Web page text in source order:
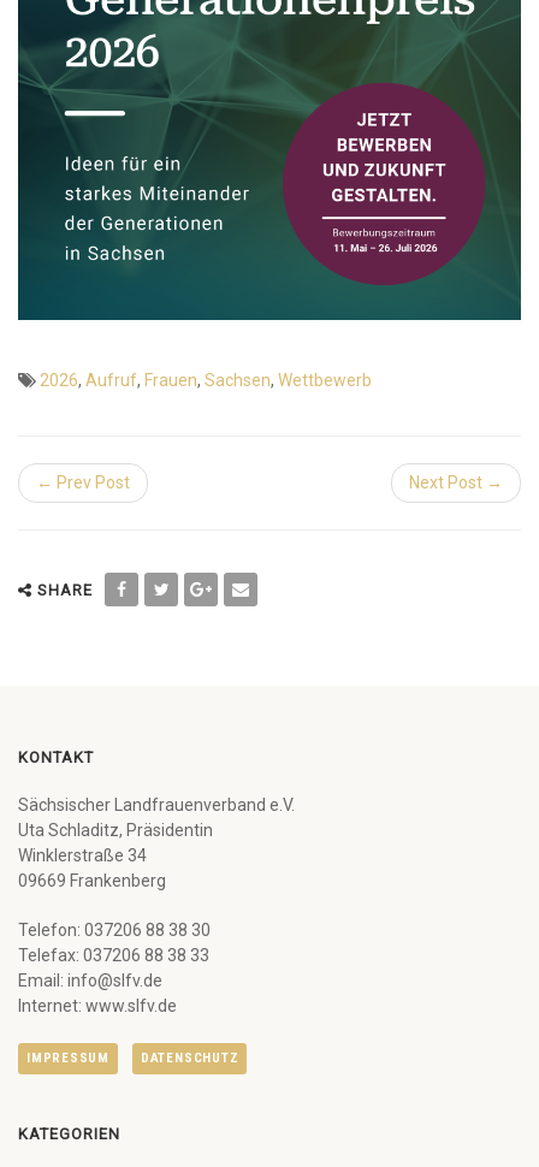
2026, Aufruf, Frauen, Sachsen, Wettbewerb
← Prev Post Next Post →
SHARE
KONTAKT
Sächsischer Landfrauenverband e.V.
Uta Schladitz, Präsidentin
Winklerstraße 34
09669 Frankenberg
Telefon: 037206 88 38 30
Telefax: 037206 88 38 33
Email: info@slfv.de
Internet: www.slfv.de
IMPRESSUM DATENSCHUTZ
KATEGORIEN